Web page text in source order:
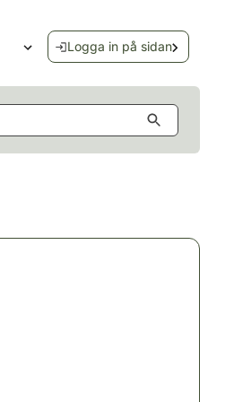
Öppna språkmenyn
Logga in på sidan